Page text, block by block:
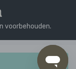
voorbehouden.